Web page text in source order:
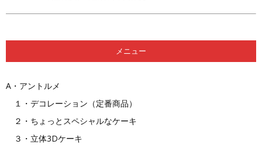
め
工
メニュー
A・アントルメ
１・デコレーション（定番商品）
２・ちょっとスペシャルなケーキ
３・立体3Dケーキ